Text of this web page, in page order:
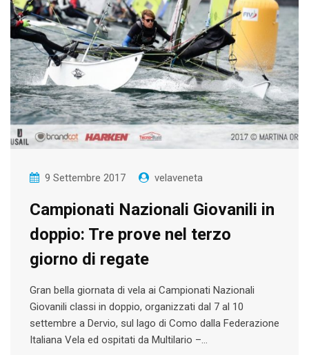
9 Settembre 2017 velaveneta
Campionati Nazionali Giovanili in
doppio: Tre prove nel terzo
giorno di regate
Gran bella giornata di vela ai Campionati Nazionali
Giovanili classi in doppio, organizzati dal 7 al 10
settembre a Dervio, sul lago di Como dalla Federazione
Italiana Vela ed ospitati da Multilario –…